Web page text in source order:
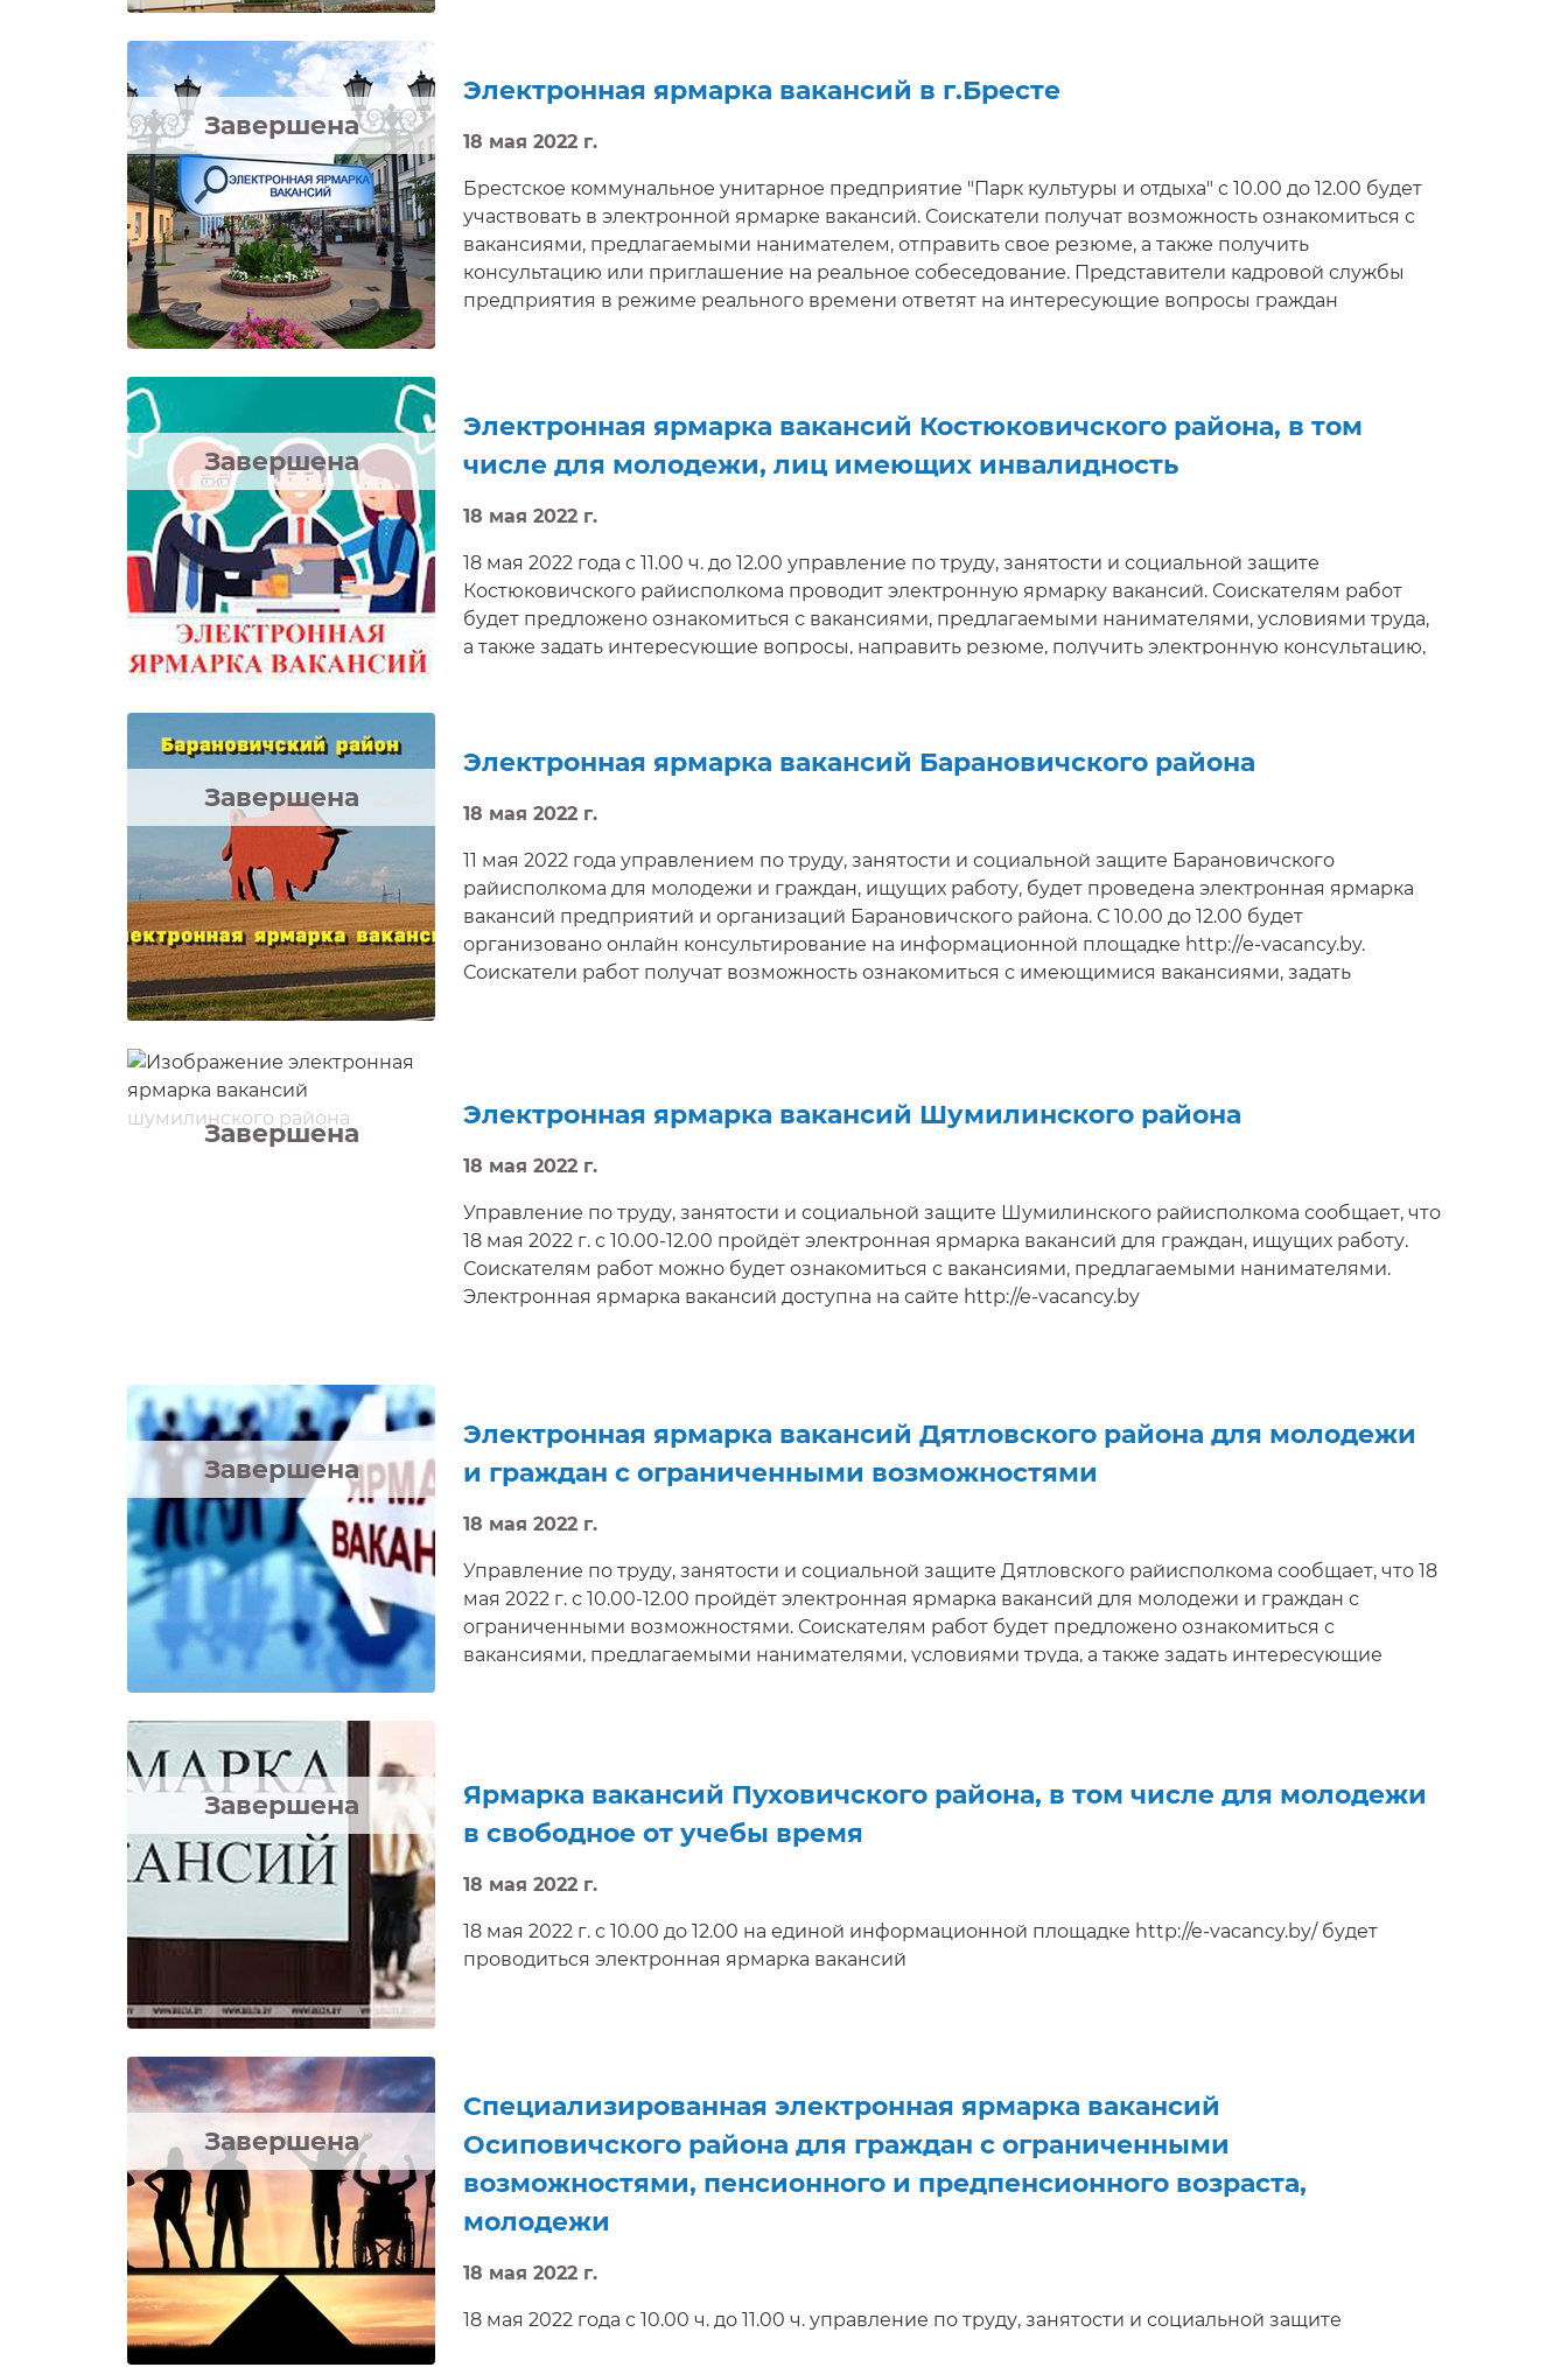
Завершена
Электронная ярмарка вакансий в г.Бресте
18 мая 2022 г.
Брестское коммунальное унитарное предприятие "Парк культуры и отдыха" с 10.00 до 12.00 будет
участвовать в электронной ярмарке вакансий. Соискатели получат возможность ознакомиться с
вакансиями, предлагаемыми нанимателем, отправить свое резюме, а также получить
консультацию или приглашение на реальное собеседование. Представители кадровой службы
предприятия в режиме реального времени ответят на интересующие вопросы граждан
Завершена
Электронная ярмарка вакансий Костюковичского района, в том
числе для молодежи, лиц имеющих инвалидность
18 мая 2022 г.
18 мая 2022 года с 11.00 ч. до 12.00 управление по труду, занятости и социальной защите
Костюковичского райисполкома проводит электронную ярмарку вакансий. Соискателям работ
будет предложено ознакомиться с вакансиями, предлагаемыми нанимателями, условиями труда,
а также задать интересующие вопросы, направить резюме, получить электронную консультацию,
Завершена
Электронная ярмарка вакансий Барановичского района
18 мая 2022 г.
11 мая 2022 года управлением по труду, занятости и социальной защите Барановичского
райисполкома для молодежи и граждан, ищущих работу, будет проведена электронная ярмарка
вакансий предприятий и организаций Барановичского района. С 10.00 до 12.00 будет
организовано онлайн консультирование на информационной площадке http://е-vacancy.by.
Соискатели работ получат возможность ознакомиться с имеющимися вакансиями, задать
Завершена
Электронная ярмарка вакансий Шумилинского района
18 мая 2022 г.
Управление по труду, занятости и социальной защите Шумилинского райисполкома сообщает, что
18 мая 2022 г. с 10.00-12.00 пройдёт электронная ярмарка вакансий для граждан, ищущих работу.
Соискателям работ можно будет ознакомиться с вакансиями, предлагаемыми нанимателями.
Электронная ярмарка вакансий доступна на сайте http://e-vacancy.by
Завершена
Электронная ярмарка вакансий Дятловского района для молодежи
и граждан с ограниченными возможностями
18 мая 2022 г.
Управление по труду, занятости и социальной защите Дятловского райисполкома сообщает, что 18
мая 2022 г. с 10.00-12.00 пройдёт электронная ярмарка вакансий для молодежи и граждан с
ограниченными возможностями. Соискателям работ будет предложено ознакомиться с
вакансиями, предлагаемыми нанимателями, условиями труда, а также задать интересующие
Завершена
Ярмарка вакансий Пуховичского района, в том числе для молодежи
в свободное от учебы время
18 мая 2022 г.
18 мая 2022 г. с 10.00 до 12.00 на единой информационной площадке http://e-vacancy.by/ будет
проводиться электронная ярмарка вакансий
Завершена
Специализированная электронная ярмарка вакансий
Осиповичского района для граждан с ограниченными
возможностями, пенсионного и предпенсионного возраста,
молодежи
18 мая 2022 г.
18 мая 2022 года с 10.00 ч. до 11.00 ч. управление по труду, занятости и социальной защите